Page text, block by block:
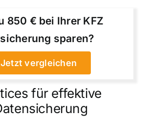
850 € bei Ihrer KFZ
sparen?
Jetzt vergleichen
für effektive